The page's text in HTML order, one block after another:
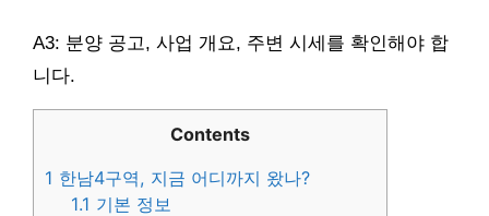
A3: 분양 공고, 사업 개요, 주변 시세를 확인해야 합
니다.
Contents
1 한남4구역, 지금 어디까지 왔나?
1.1 기본 정보